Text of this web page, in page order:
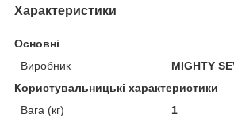
Характеристики
Основні
Виробник
MIGHTY
Користувальницькі характеристики
Вага (кг)
1